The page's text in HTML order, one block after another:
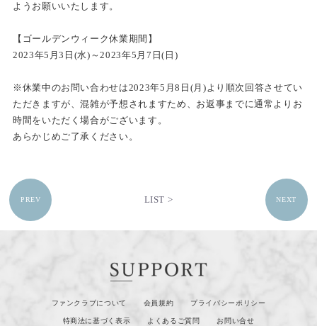
ようお願いいたします。
【ゴールデンウィーク休業期間】
2023年5月3日(水)～2023年5月7日(日)
※休業中のお問い合わせは2023年5月8日(月)より順次回答させてい
ただきますが、混雑が予想されますため、お返事までに通常よりお
時間をいただく場合がございます。
あらかじめご了承ください。
PREV LIST > NEXT
ファンクラブについて 会員規約 プライバシーポリシー
特商法に基づく表示 よくあるご質問 お問い合せ